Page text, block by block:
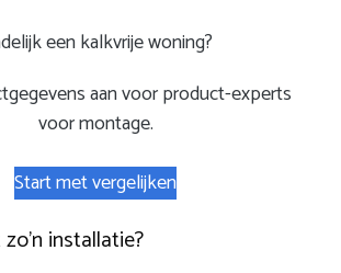
een kalkvrije woning?
aan voor product-experts
voor montage.
Start met vergelijken
installatie?